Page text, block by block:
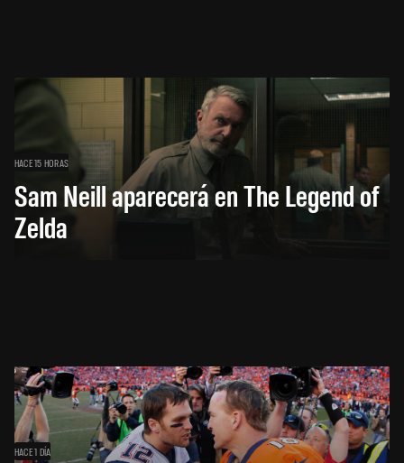
HACE 15 HORAS
Sam Neill aparecerá en The Legend of
Zelda
HACE 1 DÍA